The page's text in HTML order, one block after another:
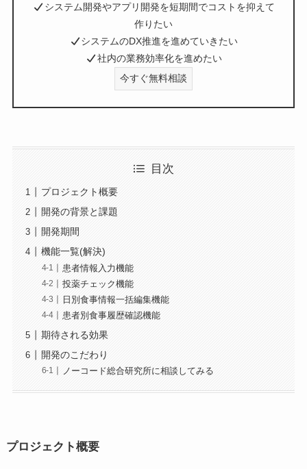
システム開発やアプリ開発を短期間でコストを抑えて
作りたい
システムのDX推進を進めていきたい
社内の業務効率化を進めたい
今すぐ無料相談
目次
プロジェクト概要
開発の背景と課題
開発期間
機能一覧(解決)
患者情報入力機能
投薬チェック機能
日別食事情報一括編集機能
患者別食事履歴確認機能
期待される効果
開発のこだわり
ノーコード総合研究所に相談してみる
プロジェクト概要